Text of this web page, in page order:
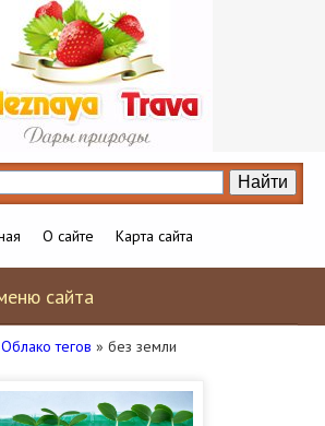
О сайте Карта сайта
сайта
Облако тегов » без земли